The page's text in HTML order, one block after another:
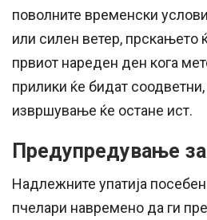
поволните временски
или силен ветер, прскањето
првиот нареден ден кога
прилики ќе бидат
извршување ќе остане ист.
Предупредување
Надлежните упатија
пчелари навремено да ги